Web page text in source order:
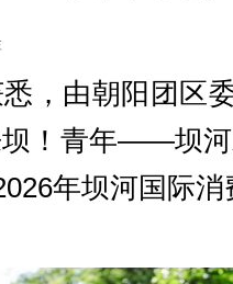
，由朝阳团区
坝！青年——坝
年坝河国际